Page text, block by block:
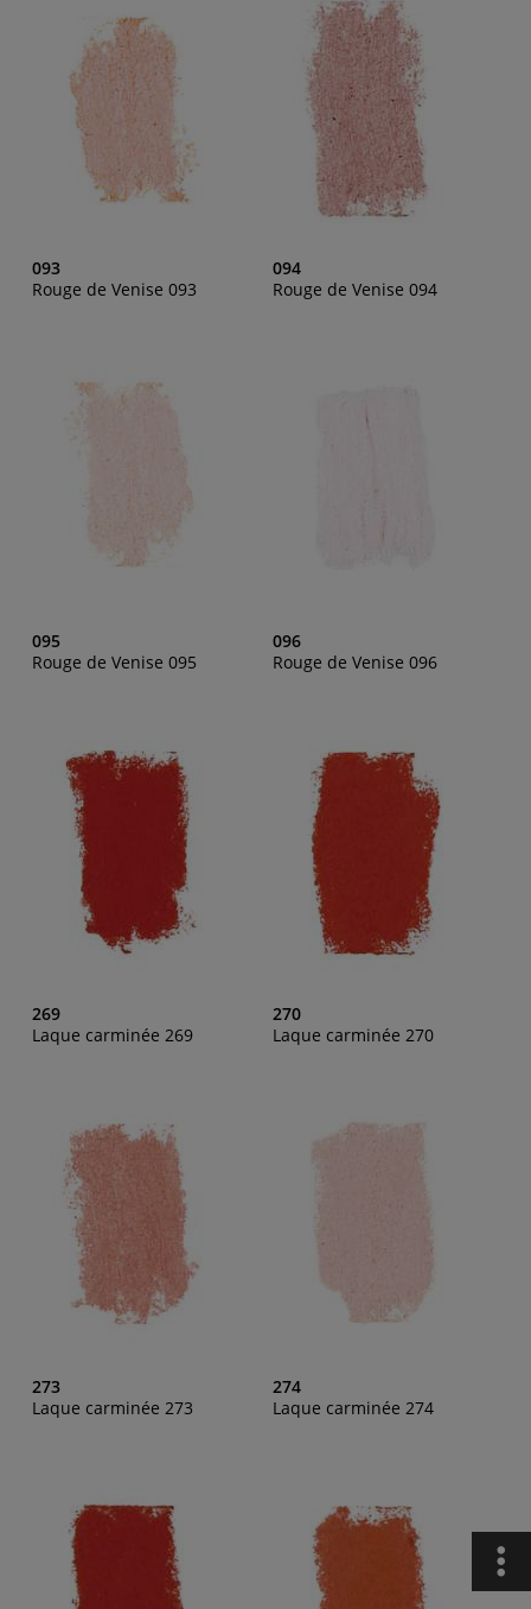
093
Rouge de Venise 093
094
Rouge de Venise 094
095
Rouge de Venise 095
096
Rouge de Venise 096
269
Laque carminée 269
270
Laque carminée 270
273
Laque carminée 273
274
Laque carminée 274